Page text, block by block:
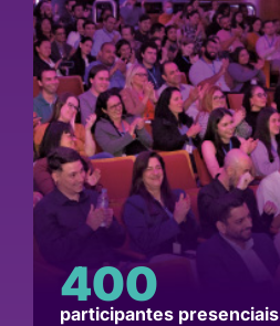
participantes presenciais
400